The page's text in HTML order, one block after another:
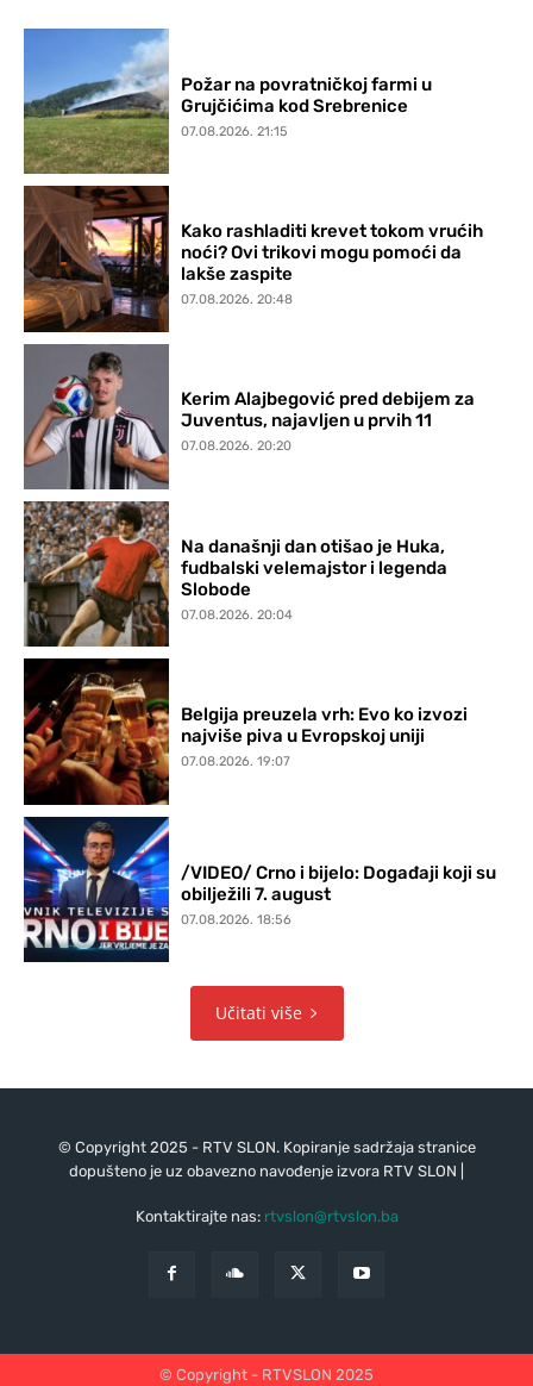
Požar na povratničkoj farmi u
Grujčićima kod Srebrenice
07.08.2026. 21:15
Kako rashladiti krevet tokom vrućih
noći? Ovi trikovi mogu pomoći da
lakše zaspite
07.08.2026. 20:48
Kerim Alajbegović pred debijem za
Juventus, najavljen u prvih 11
07.08.2026. 20:20
Na današnji dan otišao je Huka,
fudbalski velemajstor i legenda
Slobode
07.08.2026. 20:04
Belgija preuzela vrh: Evo ko izvozi
najviše piva u Evropskoj uniji
07.08.2026. 19:07
/VIDEO/ Crno i bijelo: Događaji koji su
obilježili 7. august
07.08.2026. 18:56
Učitati više
© Copyright 2025 - RTV SLON. Kopiranje sadržaja stranice
dopušteno je uz obavezno navođenje izvora RTV SLON |
Kontaktirajte nas: rtvslon@rtvslon.ba
© Copyright - RTVSLON 2025